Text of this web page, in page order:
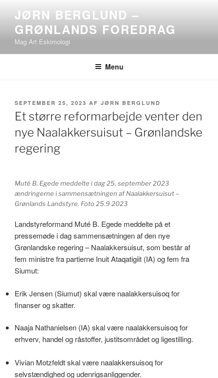
indhold
JØRN BERGLUND –
GRØNLANDS FOREDRAG
Mag Art Eskimologi
Menu
UDGIVET
DEN
SEPTEMBER 25, 2023 AF JØRN BERGLUND
Et større reformarbejde venter den
nye Naalakkersuisut – Grønlandske
regering
Muté B. Egede meddelte i dag 25. september 2023
ændringerne i sammensætningen af Naalakkersuisut –
Grønlands Landstyre. Foto 25.9 2023
Landstyreformand Muté B. Egede meddelte på et
pressemøde i dag sammensætningen af den nye
Grønlandske regering – Naalakkersuisut, som består af
fem ministre fra partierne Inuit Ataqatigiit (IA) og fem fra
Siumut:
Erik Jensen (Siumut) skal være naalakkersuisoq for
finanser og skatter.
Naaja Nathanielsen (IA) skal være naalakkersuisoq for
erhverv, handel og råstoffer, justitsområdet og ligestilling.
Vivian Motzfeldt skal være naalakkersuisoq for
selvstændighed og udenrigsanliggender.